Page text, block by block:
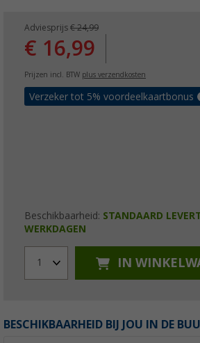
Adviesprijs € 24,99
€ 16,99
Prijzen incl. BTW plus verzendkosten
Verzeker tot 5% voordeelkaartbonus
Beschikbaarheid: STANDAARD
WERKDAGEN
1 IN
BESCHIKBAARHEID BIJ JOU IN DE